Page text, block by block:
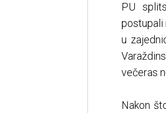
PU
postupali
u
večeras
Nakon